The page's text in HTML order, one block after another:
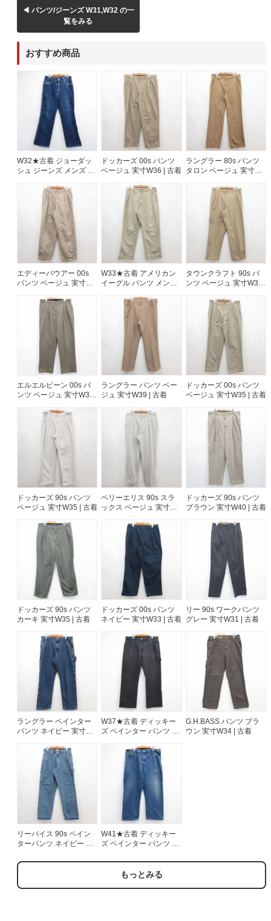
60年代
週刊ラッシュアウト新聞
古着コラム
メディア・イベント情報
Youtube 古着屋Rush Out チャンネル
スタッフコーディネート
ご利用案内
お客様の声
レビュー1万件突破
お気に入りリスト
メルマガ登録
会社概要
店舗一覧
古着卸売
特定商取引法に基づく表示
プライバシーポリシー
お問い合わせ
◀ パンツ/ジーンズ W31,W32 の一
覧をみる
おすすめ商品
W32★古着 ジョーダッ
シュ ジーンズ メンズ 90
ビー デニム 26aug06
ドッカーズ 00s パンツ
ベージュ 実寸W36 | 古着
ラングラー 80s パンツ
タロン ベージュ 実寸
エディーバウアー 00s
パンツ ベージュ 実寸
W33★古着 アメリカン
イーグル パンツ メンズ
ージュ 26aug05
タウンクラフト 90s パ
ンツ ベージュ 実寸W34 |
エルエルビーン 00s パ
ンツ ベージュ 実寸W35 |
ラングラー パンツ ベー
ジュ 実寸W39 | 古着
ドッカーズ 00s パンツ
ベージュ 実寸W35 | 古着
ドッカーズ 90s パンツ
ベージュ 実寸W35 | 古着
ペリーエリス 90s スラ
ックス ベージュ 実寸
ドッカーズ 90s パンツ
ブラウン 実寸W40 | 古着
ドッカーズ 90s パンツ
カーキ 実寸W35 | 古着
ドッカーズ 00s パンツ
ネイビー 実寸W33 | 古着
リー 90s ワークパンツ
グレー 実寸W31 | 古着
ラングラー ペインター
パンツ ネイビー 実寸
W37★古着 ディッキー
ズ ペインター パンツ メ
G.H.BASS パンツ ブラ
ウン 実寸W34 | 古着
リーバイス 90s ペイン
ターパンツ ネイビー 実
W41★古着 ディッキー
ズ ペインター パンツ メ
【spe】 26aug06
もっとみる